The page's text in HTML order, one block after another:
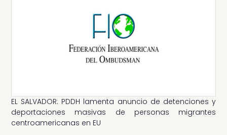
EL SALVADOR: PDDH lamenta anuncio de detenciones y
deportaciones masivas de personas migrantes
centroamericanas en EU